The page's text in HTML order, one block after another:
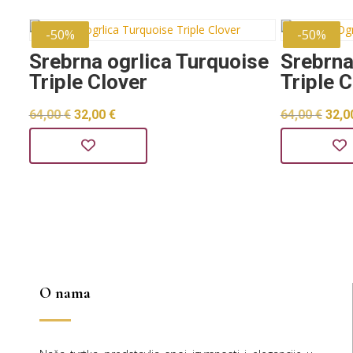
-50%
Srebrna ogrlica Turquoise
Triple Clover
64,00€ Izvorna
cijena
bila
32,00 €
je:
-50%
Triple
64,00€
bila
O nama